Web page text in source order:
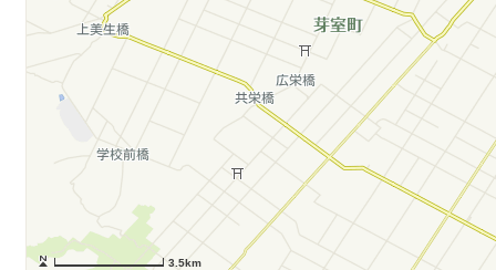
3.5km